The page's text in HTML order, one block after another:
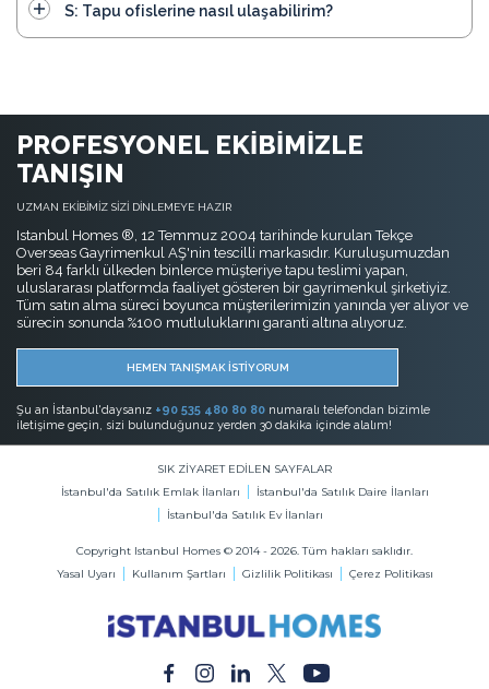
S: Tapu ofislerine nasıl ulaşabilirim?
PROFESYONEL EKİBİMİZLE
TANIŞIN
UZMAN EKİBİMİZ SİZİ DİNLEMEYE HAZIR
Istanbul Homes ®, 12 Temmuz 2004 tarihinde kurulan Tekçe
Overseas Gayrimenkul AŞ'nin tescilli markasıdır. Kuruluşumuzdan
beri 84 farklı ülkeden binlerce müşteriye tapu teslimi yapan,
uluslararası platformda faaliyet gösteren bir gayrimenkul şirketiyiz.
Tüm satın alma süreci boyunca müşterilerimizin yanında yer alıyor ve
sürecin sonunda %100 mutluluklarını garanti altına alıyoruz.
HEMEN TANIŞMAK İSTİYORUM
Şu an İstanbul'daysanız +90 535 480 80 80 numaralı telefondan bizimle
iletişime geçin, sizi bulunduğunuz yerden 30 dakika içinde alalım!
SIK ZİYARET EDİLEN SAYFALAR
İstanbul'da Satılık Emlak İlanları
İstanbul'da Satılık Daire İlanları
İstanbul'da Satılık Ev İlanları
Copyright Istanbul Homes © 2014 - 2026. Tüm hakları saklıdır.
Yasal Uyarı
Kullanım Şartları Gizlilik Politikası Çerez Politikası